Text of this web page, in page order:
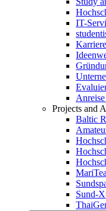
IT-
Projects and
Baltic
Sund-